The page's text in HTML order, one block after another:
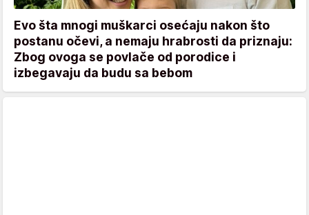
Evo šta mnogi muškarci osećaju nakon što
postanu očevi, a nemaju hrabrosti da priznaju:
Zbog ovoga se povlače od porodice i
izbegavaju da budu sa bebom